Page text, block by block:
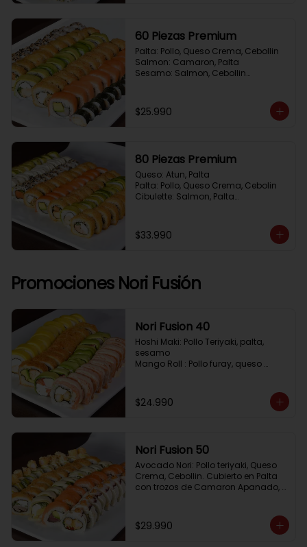
Albahaca,  envuelto en almendras
60 Piezas Premium
Palta: Pollo, Queso Crema, Cebollin
Salmon: Camaron, Palta
Sesamo: Salmon, Cebollin
Pimenton, Queso Crema
Hosomaki: Pollo Teriyaki
$25.990
80 Piezas Premium
Queso: Atun, Palta
Palta: Pollo, Queso Crema, Cebolin
Cibulette: Salmon, Palta
Frito 1: Champiñon Tempura,
Pimenton, Queso Crema
Cebollin
$33.990
Promociones Nori Fusión
Nori Fusion 40
Hoshi Maki: Pollo Teriyaki, palta,
sesamo
Mango Roll : Pollo furay, queso
Avocado Oriental: Salmon,
Kanikama, Queso crema, cubierto
Salmon, bañado en salsa
Acevichada
$24.990
Nori Fusion 50
Avocado Nori: Pollo teriyaki, Queso
Crema, Cebollin. Cubierto en Palta
con trozos de Camaron Apanado,
Palta, cubierto en Salmon
Shirosakana Oriental: Pescado
$29.990